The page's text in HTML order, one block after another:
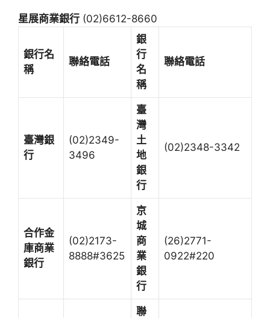
星展商業銀行 (02)6612-8660
銀行名
稱
聯絡電話
銀
行
名
稱
聯絡電話
臺灣銀
行
(02)2349-
3496
臺
灣
土
地
銀
行
(02)2348-3342
合作金
庫商業
銀行
(02)2173-
8888#3625
京
城
商
業
銀
行
(26)2771-
0922#220
聯